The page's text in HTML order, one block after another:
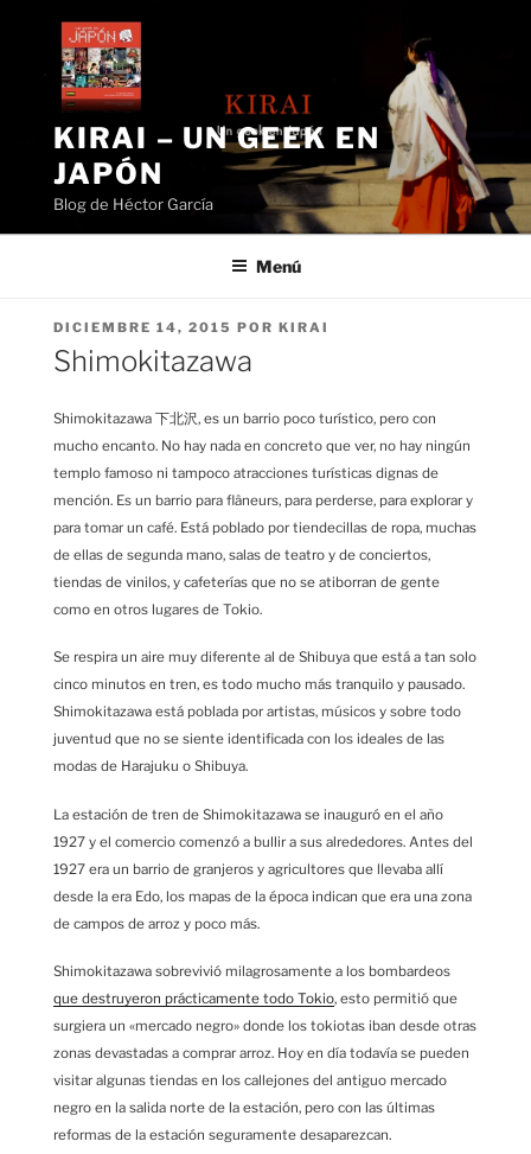
contenido
KIRAI – UN GEEK EN
JAPÓN
Blog de Héctor García
Menú
PUBLICADO
EL
DICIEMBRE 14, 2015 POR KIRAI
Shimokitazawa
Shimokitazawa 下北沢, es un barrio poco turístico, pero con
mucho encanto. No hay nada en concreto que ver, no hay ningún
templo famoso ni tampoco atracciones turísticas dignas de
mención. Es un barrio para flâneurs, para perderse, para explorar y
para tomar un café. Está poblado por tiendecillas de ropa, muchas
de ellas de segunda mano, salas de teatro y de conciertos,
tiendas de vinilos, y cafeterías que no se atiborran de gente
como en otros lugares de Tokio.
Se respira un aire muy diferente al de Shibuya que está a tan solo
cinco minutos en tren, es todo mucho más tranquilo y pausado.
Shimokitazawa está poblada por artistas, músicos y sobre todo
juventud que no se siente identificada con los ideales de las
modas de Harajuku o Shibuya.
La estación de tren de Shimokitazawa se inauguró en el año
1927 y el comercio comenzó a bullir a sus alrededores. Antes del
1927 era un barrio de granjeros y agricultores que llevaba allí
desde la era Edo, los mapas de la época indican que era una zona
de campos de arroz y poco más.
Shimokitazawa sobrevivió milagrosamente a los bombardeos
que destruyeron prácticamente todo Tokio, esto permitió que
surgiera un «mercado negro» donde los tokiotas iban desde otras
zonas devastadas a comprar arroz. Hoy en día todavía se pueden
visitar algunas tiendas en los callejones del antiguo mercado
negro en la salida norte de la estación, pero con las últimas
reformas de la estación seguramente desaparezcan.